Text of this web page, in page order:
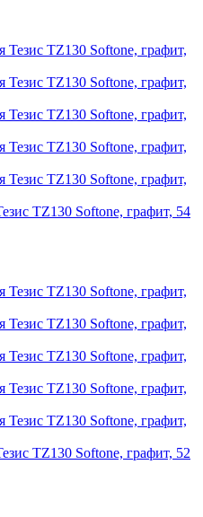
TZ130 Softone, графит, 54
TZ130 Softone, графит, 52